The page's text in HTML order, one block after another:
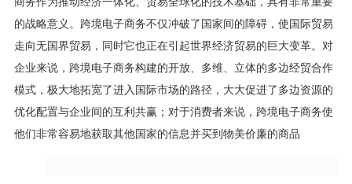
的战略意义。跨境电子商务不仅冲破了国家间的障碍，使国际贸易
走向无国界贸易，同时它也正在引起世界经济贸易的巨大变革。对
企业来说，跨境电子商务构建的开放、多维、立体的多边经贸合作
模式，极大地拓宽了进入国际市场的路径，大大促进了多边资源的
优化配置与企业间的互利共赢；对于消费者来说，跨境电子商务使
他们非常容易地获取其他国家的信息并买到物美价廉的商品